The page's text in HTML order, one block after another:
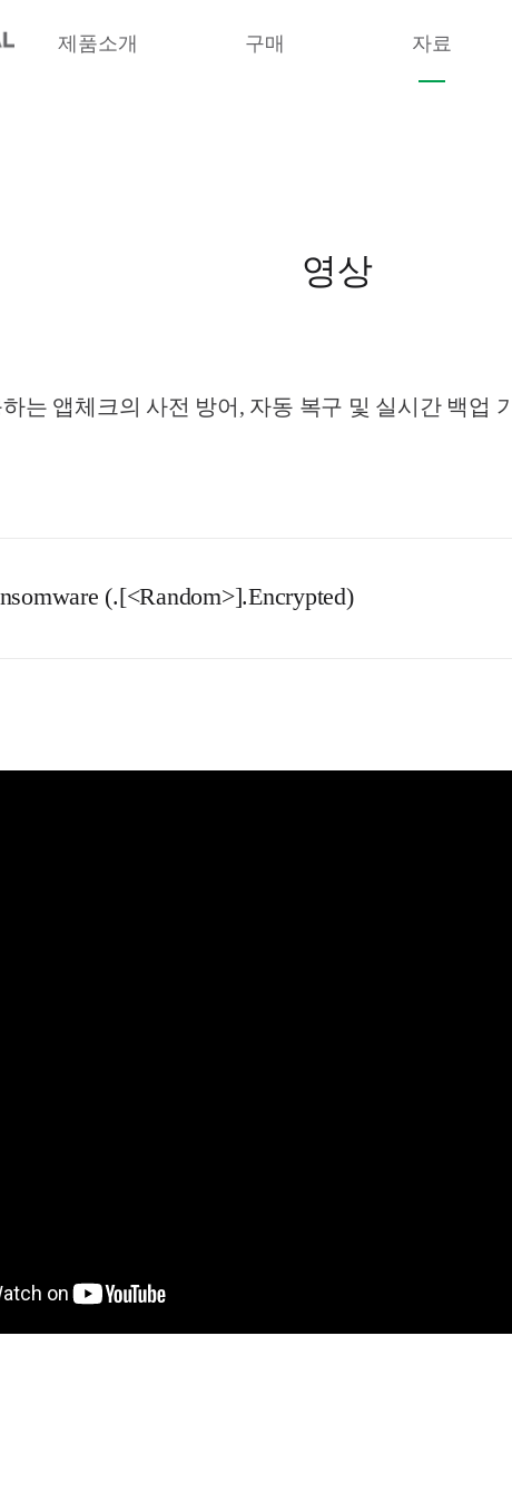
제품소개 구매 자료
영상
는 앱체크의 사전 방어, 자동 복구 및 실시간 백업
(.[<Random>].Encrypted)